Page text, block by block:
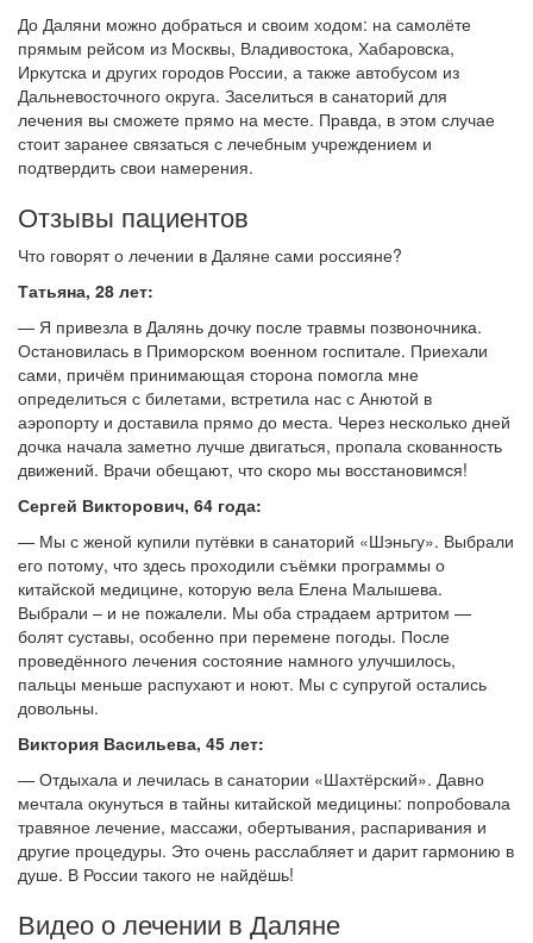
До Даляни можно добраться и своим ходом: на самолёте
прямым рейсом из Москвы, Владивостока, Хабаровска,
Иркутска и других городов России, а также автобусом из
Дальневосточного округа. Заселиться в санаторий для
лечения вы сможете прямо на месте. Правда, в этом случае
стоит заранее связаться с лечебным учреждением и
подтвердить свои намерения.
Отзывы пациентов
Что говорят о лечении в Даляне сами россияне?
Татьяна, 28 лет:
— Я привезла в Далянь дочку после травмы позвоночника.
Остановилась в Приморском военном госпитале. Приехали
сами, причём принимающая сторона помогла мне
определиться с билетами, встретила нас с Анютой в
аэропорту и доставила прямо до места. Через несколько дней
дочка начала заметно лучше двигаться, пропала скованность
движений. Врачи обещают, что скоро мы восстановимся!
Сергей Викторович, 64 года:
— Мы с женой купили путёвки в санаторий «Шэньгу». Выбрали
его потому, что здесь проходили съёмки программы о
китайской медицине, которую вела Елена Малышева.
Выбрали – и не пожалели. Мы оба страдаем артритом —
болят суставы, особенно при перемене погоды. После
проведённого лечения состояние намного улучшилось,
пальцы меньше распухают и ноют. Мы с супругой остались
довольны.
Виктория Васильева, 45 лет:
— Отдыхала и лечилась в санатории «Шахтёрский». Давно
мечтала окунуться в тайны китайской медицины: попробовала
травяное лечение, массажи, обертывания, распаривания и
другие процедуры. Это очень расслабляет и дарит гармонию в
душе. В России такого не найдёшь!
Видео о лечении в Даляне